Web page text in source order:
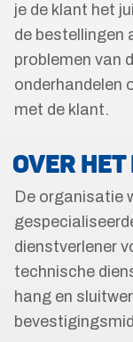
je de klant het
de bestellingen
problemen van
onderhandelen
met de klant.
OVER
De organisatie
dienstverlener
technische
hang en